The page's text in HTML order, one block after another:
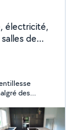
électricité,
de
des
est